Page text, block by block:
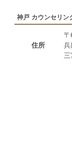
神戸 カウンセリン
住所